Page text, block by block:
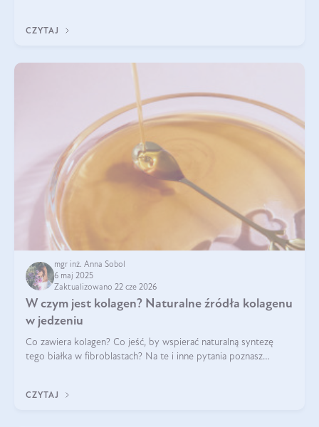
CZYTAJ
mgr inż. Anna Sobol
6 maj 2025
Zaktualizowano 22 cze 2026
W czym jest kolagen? Naturalne źródła kolagenu
w jedzeniu
Co zawiera kolagen? Co jeść, by wspierać naturalną syntezę
tego białka w fibroblastach? Na te i inne pytania poznasz
CZYTAJ